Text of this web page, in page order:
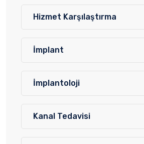
Hizmet Karşılaştırma
İmplant
İmplantoloji
Kanal Tedavisi